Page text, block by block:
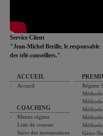
Service Client
"Jean-Michel Berille, le responsable
des télé-conseillers."
ACCUEIL
Accueil
COACHING
Menus régime
Liste de courses
Suivi des mensurations
Régime
Géno-